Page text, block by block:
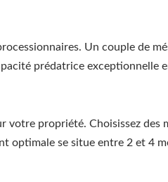
Un couple de
prédatrice exceptionnelle
votre propriété. Choisissez des
optimale se situe entre 2 et 4